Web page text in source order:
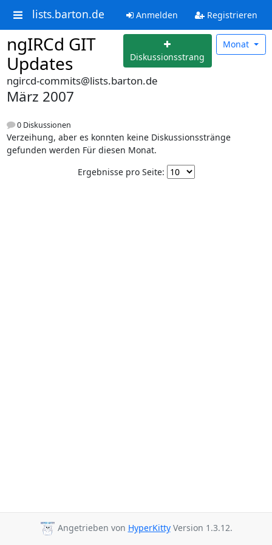
lists.barton.de Anmelden Registrieren
ngIRCd GIT
Updates
Diskussionsstrang
Monat
ngircd-commits@lists.barton.de
März 2007
0 Diskussionen
Verzeihung, aber es konnten keine Diskussionsstränge
gefunden werden Für diesen Monat.
Ergebnisse pro Seite:
Angetrieben von HyperKittyVersion 1.3.12.